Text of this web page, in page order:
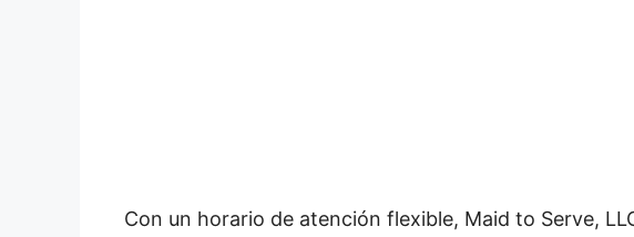
Con un horario de atención flexible, Maid to Serve,